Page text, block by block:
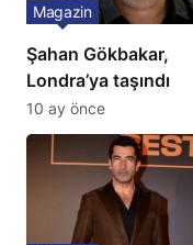
Şahan Gökbakar,
Londra’ya taşındı
Magazin
10 ay önce